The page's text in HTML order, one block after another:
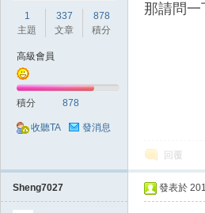
外
1
主題
337
文章
878
積分
高級會員
積分 878
收聽TA 發消息
那請問
回覆
Sheng7027 發表於